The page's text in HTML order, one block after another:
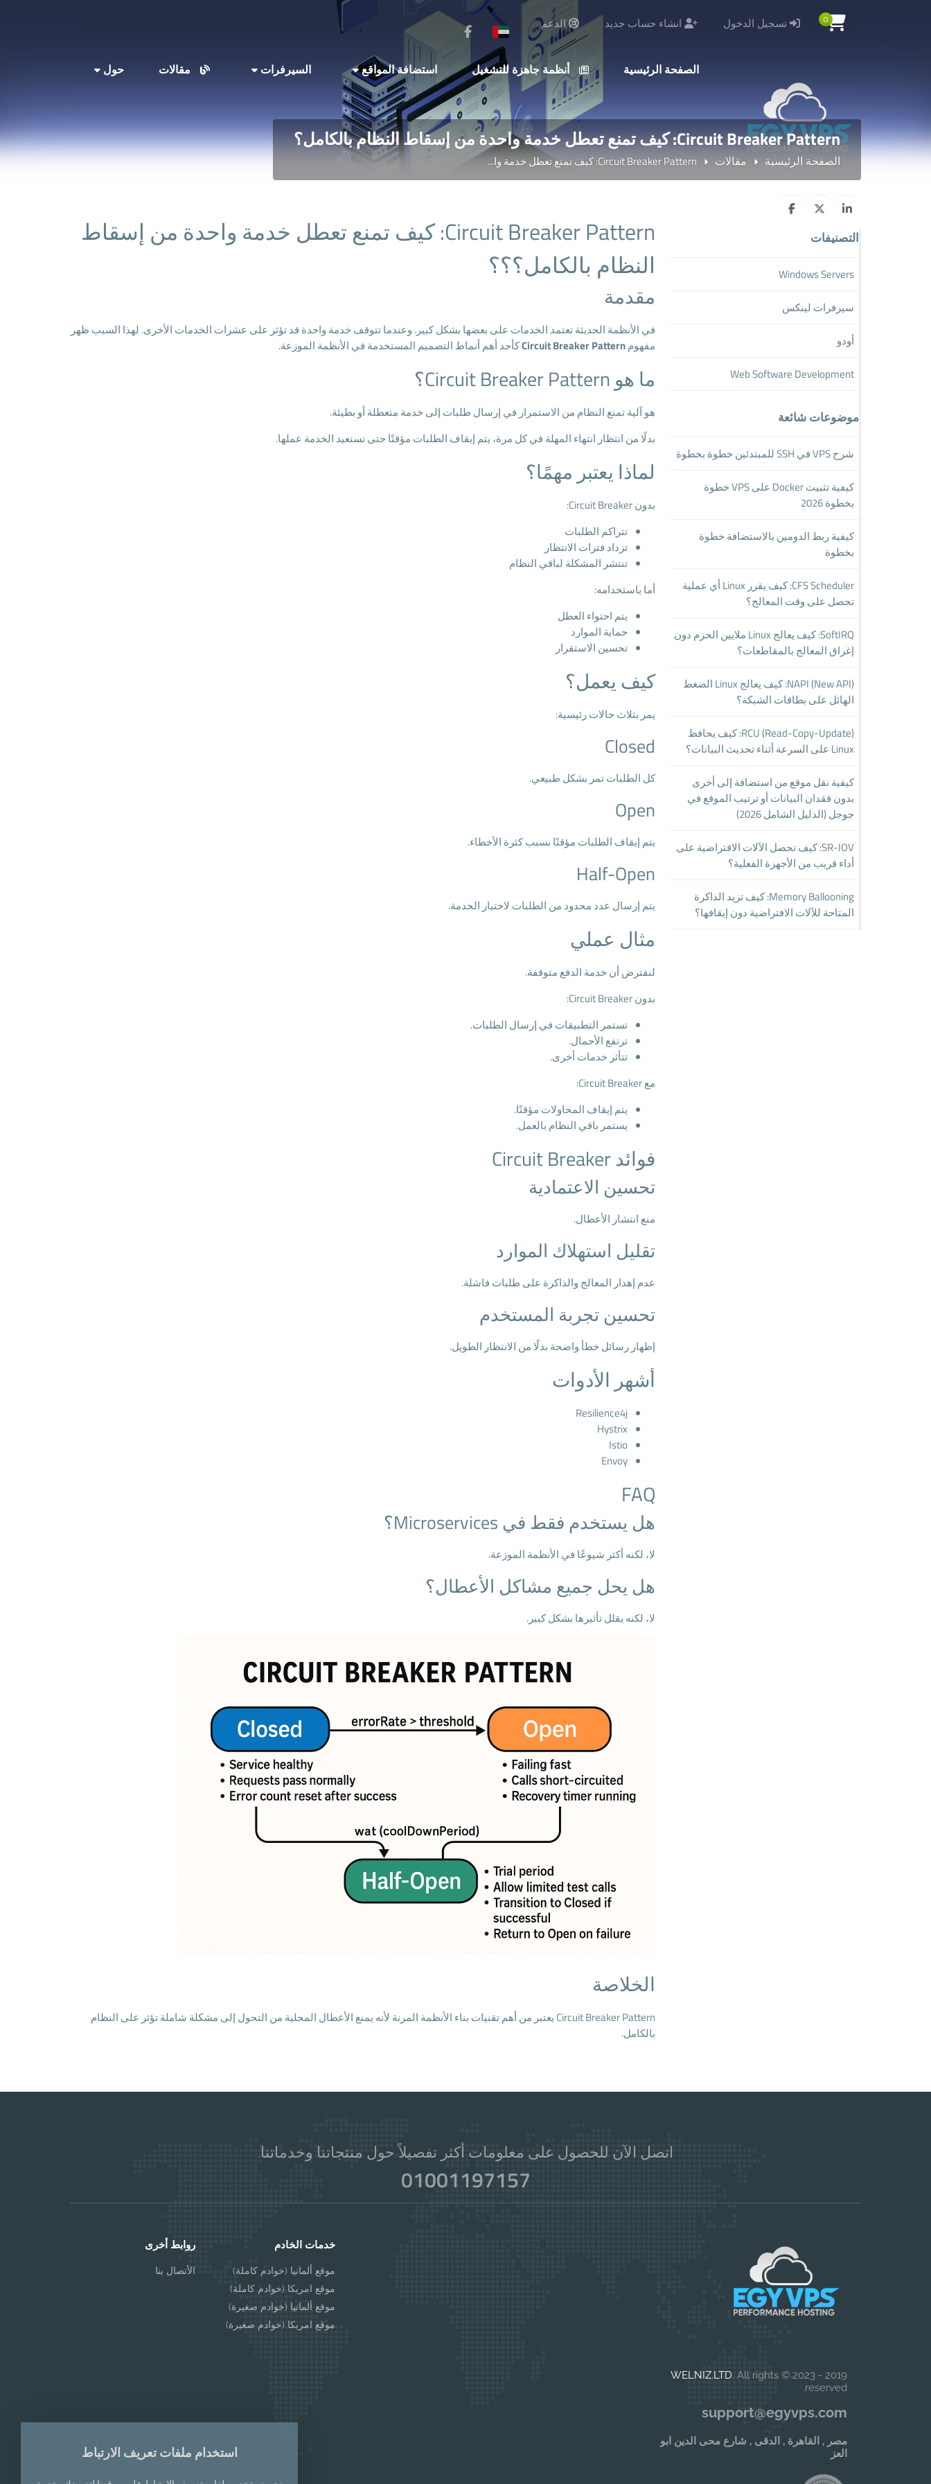
0 تسجيل الدخول انشاء حساب جديد الدعم
الصفحة الرئيسية أنظمة جاهزة للتشغيل استضافة المواقع السيرفرات مقالات حول
Circuit Breaker Pattern: كيف تمنع تعطل خدمة واحدة من إسقاط النظام بالكامل؟
الصفحة الرئيسية مقالات Circuit Breaker Pattern: كيف تمنع تعطل خدمة وا...
Circuit Breaker Pattern: كيف تمنع تعطل خدمة واحدة من إسقاط
النظام بالكامل؟؟؟
مقدمة
في الأنظمة الحديثة تعتمد الخدمات على بعضها بشكل كبير. وعندما تتوقف خدمة واحدة قد تؤثر على عشرات الخدمات الأخرى. لهذا السبب ظهر
مفهومCircuit Breaker Patternكأحد أهم أنماط التصميم المستخدمة في الأنظمة الموزعة.
ما هو Circuit Breaker Pattern؟
هو آلية تمنع النظام من الاستمرار في إرسال طلبات إلى خدمة متعطلة أو بطيئة.
بدلًا من انتظار انتهاء المهلة في كل مرة، يتم إيقاف الطلبات مؤقتًا حتى تستعيد الخدمة عملها.
لماذا يعتبر مهمًا؟
بدون Circuit Breaker:
تتراكم الطلبات
تزداد فترات الانتظار
تنتشر المشكلة لباقي النظام
أما باستخدامه:
يتم احتواء العطل
حماية الموارد
تحسين الاستقرار
كيف يعمل؟
يمر بثلاث حالات رئيسية:
Closed
كل الطلبات تمر بشكل طبيعي.
Open
يتم إيقاف الطلبات مؤقتًا بسبب كثرة الأخطاء.
Half-Open
يتم إرسال عدد محدود من الطلبات لاختبار الخدمة.
مثال عملي
لنفترض أن خدمة الدفع متوقفة.
بدون Circuit Breaker:
تستمر التطبيقات في إرسال الطلبات.
ترتفع الأحمال.
تتأثر خدمات أخرى.
مع Circuit Breaker:
يتم إيقاف المحاولات مؤقتًا.
يستمر باقي النظام بالعمل.
فوائد Circuit Breaker
تحسين الاعتمادية
منع انتشار الأعطال.
تقليل استهلاك الموارد
عدم إهدار المعالج والذاكرة على طلبات فاشلة.
تحسين تجربة المستخدم
إظهار رسائل خطأ واضحة بدلًا من الانتظار الطويل.
أشهر الأدوات
Resilience4j
Hystrix
Istio
Envoy
FAQ
هل يستخدم فقط في Microservices؟
لا، لكنه أكثر شيوعًا في الأنظمة الموزعة.
هل يحل جميع مشاكل الأعطال؟
لا، لكنه يقلل تأثيرها بشكل كبير.
الخلاصة
Circuit Breaker Pattern يعتبر من أهم تقنيات بناء الأنظمة المرنة لأنه يمنع الأعطال المحلية من التحول إلى مشكلة شاملة تؤثر على النظام
بالكامل.
التصنيفات
Windows Servers
سيرفرات لينكس
أودو
Web Software Development
موضوعات شائعة
شرح VPS في SSH للمبتدئين خطوة بخطوة
كيفية تثبيت Docker على VPS خطوة
بخطوة 2026
كيفية ربط الدومين بالاستضافة خطوة
بخطوة
CFS Scheduler: كيف يقرر Linux أي عملية
تحصل على وقت المعالج؟
SoftIRQ: كيف يعالج Linux ملايين الحزم دون
إغراق المعالج بالمقاطعات؟
NAPI (New API): كيف يعالج Linux الضغط
الهائل على بطاقات الشبكة؟
RCU (Read-Copy-Update): كيف يحافظ
Linux على السرعة أثناء تحديث البيانات؟
كيفية نقل موقع من استضافة إلى أخرى
بدون فقدان البيانات أو ترتيب الموقع في
جوجل (الدليل الشامل 2026)
SR-IOV: كيف تحصل الآلات الافتراضية على
أداء قريب من الأجهزة الفعلية؟
Memory Ballooning: كيف تزيد الذاكرة
المتاحة للآلات الافتراضية دون إيقافها؟
اتصل الآن للحصول على معلومات أكثر تفصيلاً حول منتجاتنا وخدماتنا.
01001197157
2019 - 2023 ©
WELNIZ.LTD. All rights
reserved.
support@egyvps.com
مصر , القاهرة , الدقى , شارع محى الدين ابو
العز
روابط أخرى
الأتصال بنا
خدمات الخادم
موقع ألمانيا (خوادم كاملة)
موقع امريكا (خوادم كاملة)
موقع ألمانيا (خوادم صغيرة)
موقع امريكا (خوادم صغيرة)
استخدام ملفات تعريف الارتباط